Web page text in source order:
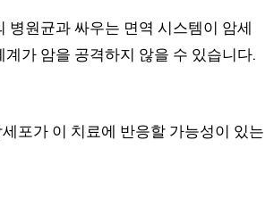
병원균과 싸우는 면역 시스템이 암세
가 암을 공격하지 않을 수 있습니다.
포가 이 치료에 반응할 가능성이 있는